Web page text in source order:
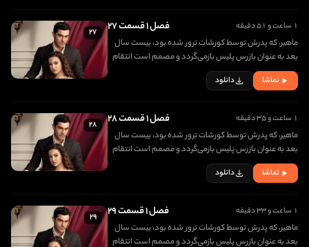
۱ ساعت و ۵۱ دقیقه فصل ۱ قسمت ۲۷
ماهیر، که پدرش توسط کورشات ترور شده بود، بیست سال
بعد به عنوان بازرس پلیس بازمی‌گردد و مصمم است انتقام
مرگ پدرش را بگیرد. در اولین روز بازگشتش، با دختری زیبا به
نام جانفزا برخورد کرده و عاشق او می شود
تماشا دانلود
۲۷
۱ ساعت و ۳۵ دقیقه فصل ۱ قسمت ۲۸
ماهیر، که پدرش توسط کورشات ترور شده بود، بیست سال
بعد به عنوان بازرس پلیس بازمی‌گردد و مصمم است انتقام
مرگ پدرش را بگیرد. در اولین روز بازگشتش، با دختری زیبا به
نام جانفزا برخورد کرده و عاشق او می شود
تماشا دانلود
۲۸
۱ ساعت و ۳۳ دقیقه فصل ۱ قسمت ۲۹
ماهیر، که پدرش توسط کورشات ترور شده بود، بیست سال
بعد به عنوان بازرس پلیس بازمی‌گردد و مصمم است انتقام
۲۹